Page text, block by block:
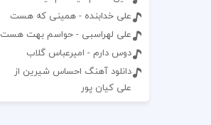
علی خدابنده - همینی که هست
علی لهراسبی - حواسم بهت هست
دوس دارم - امیرعباس گلاب
دانلود آهنگ احساس شیرین از
علی کیان پور